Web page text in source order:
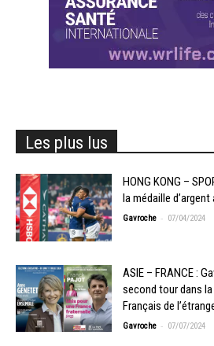
Les plus lus
HONG KONG –
la médaille d’argent
Gavroche - 07/04/2024
ASIE – FRANCE :
second tour dans
Français de
Gavroche - 07/07/2024